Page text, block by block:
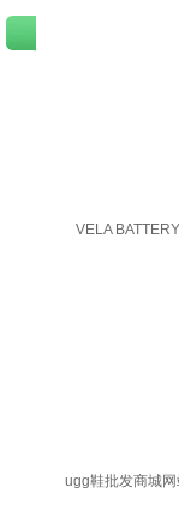
VELA BATTERY
ugg鞋批发商城网